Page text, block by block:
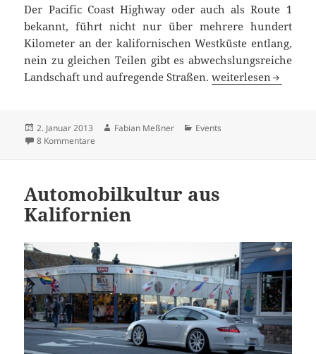
Der Pacific Coast Highway oder auch als Route 1
bekannt, führt nicht nur über mehrere hundert
Kilometer an der kalifornischen Westküste entlang,
nein zu gleichen Teilen gibt es abwechslungsreiche
Landschaft und aufregende Straßen.Pacific Coast
weiterlesen
Veröffentlicht
am
2. Januar 2013 Autor
Fabian Meßner Kategorien
Events
8 Kommentare
Automobilkultur aus
Kalifornien